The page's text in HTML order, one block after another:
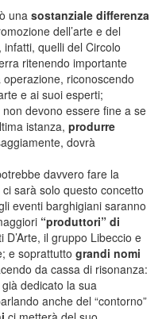
una sostanziale differenza
dell’arte e del
quelli del Circolo
ritenendo importante
operazione, riconoscendo
e ai suoi esperti;
devono essere fine a se
istanza, produrre
dovrà
davvero fare la
sarà solo questo concetto
eventi barghigiani saranno
“produttori” di
il gruppo Libeccio e
e soprattutto grandi nomi
da cassa di risonanza:
già dedicato la sua
anche del “contorno”